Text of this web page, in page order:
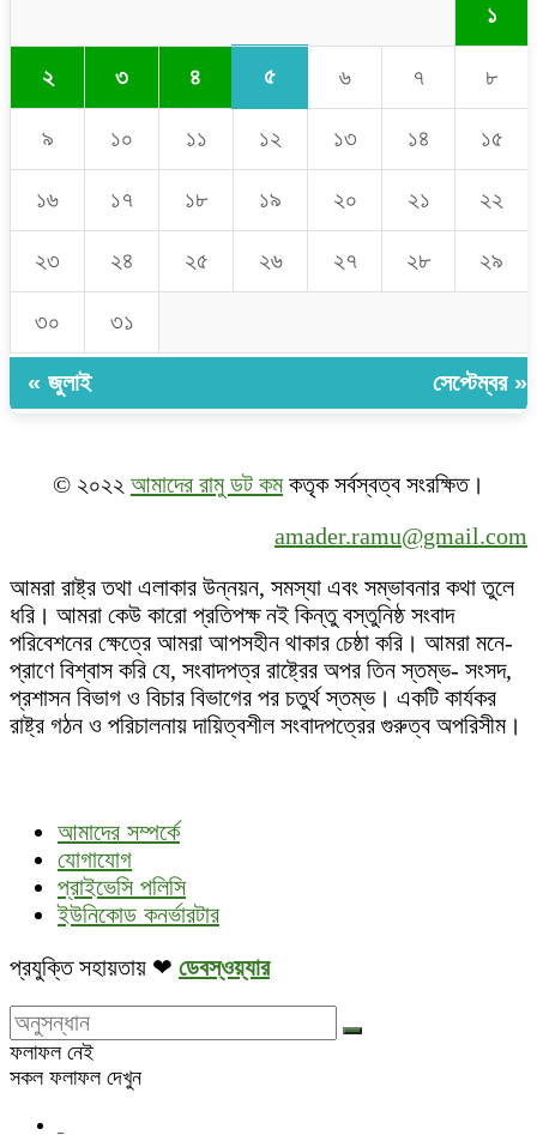
১
২ ৩ ৪ ৫ ৬ ৭ ৮
৯ ১০ ১১ ১২ ১৩ ১৪ ১৫
১৬ ১৭ ১৮ ১৯ ২০ ২১ ২২
২৩ ২৪ ২৫ ২৬ ২৭ ২৮ ২৯
৩০ ৩১
« জুলাই সেপ্টেম্বর »
© ২০২২ আমাদের রামু ডট কমকতৃক সর্বস্বত্ব সংরক্ষিত।
amader.ramu@gmail.com
আমরা রাষ্ট্র তথা এলাকার উন্নয়ন, সমস্যা এবং সম্ভাবনার কথা তুলে
ধরি। আমরা কেউ কারো প্রতিপক্ষ নই কিন্তু বস্তুনিষ্ঠ সংবাদ
পরিবেশনের ক্ষেত্রে আমরা আপসহীন থাকার চেষ্ঠা করি। আমরা মনে-
প্রাণে বিশ্বাস করি যে, সংবাদপত্র রাষ্ট্রের অপর তিন স্তম্ভ- সংসদ,
প্রশাসন বিভাগ ও বিচার বিভাগের পর চতুর্থ স্তম্ভ। একটি কার্যকর
রাষ্ট্র গঠন ও পরিচালনায় দায়িত্বশীল সংবাদপত্রের গুরুত্ব অপরিসীম।
আমাদের সম্পর্কে
যোগাযোগ
প্রাইভেসি পলিসি
ইউনিকোড কনর্ভারটার
প্রযুক্তি সহায়তায় ❤ ডেবস্ওয়্যার
ফলাফল নেই
সকল ফলাফল দেখুন